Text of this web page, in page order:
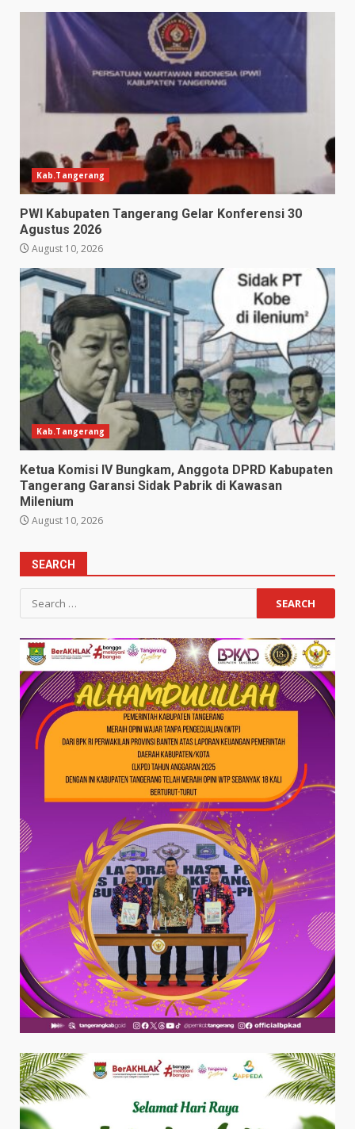
Kab.Tangerang
PWI Kabupaten Tangerang Gelar Konferensi 30
Agustus 2026
August 10, 2026
Kab.Tangerang
Ketua Komisi IV Bungkam, Anggota DPRD Kabupaten
Tangerang Garansi Sidak Pabrik di Kawasan
Milenium
August 10, 2026
SEARCH
Search
for: